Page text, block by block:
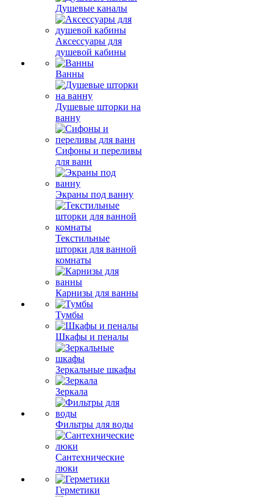
Душевые каналы
Аксессуары для
душевой кабины
Ванны
Душевые шторки на
ванну
Сифоны и переливы
для ванн
Экраны под ванну
Текстильные
шторки для ванной
комнаты
Карнизы для ванны
Тумбы
Шкафы и пеналы
Зеркальные шкафы
Зеркала
Фильтры для воды
Сантехнические
люки
Герметики